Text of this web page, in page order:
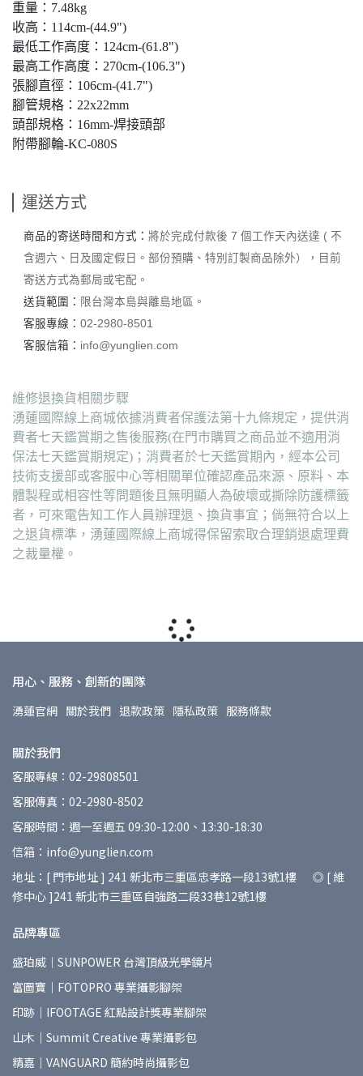
重量：7.48kg
收高：114cm-(44.9")
最低工作高度：124cm-(61.8")
最高工作高度：270cm-(106.3")
張腳直徑：106cm-(41.7")
腳管規格：22x22mm
頭部規格：16mm-焊接頭部
附帶腳輪-KC-080S
運送方式
商品的寄送時間和方式： 將於完成付款後 7 個工作天內送達 ( 不
含週六、日及國定假日。部份預購、特別訂製商品除外），目前
寄送方式為郵局或宅配。
送貨範圍： 限台灣本島與離島地區。
客服專線： 02-2980-8501
客服信箱： info@yunglien.com
維修退換貨相關步驟
湧蓮國際線上商城依據消費者保護法第十九條規定，提供消
費者七天鑑賞期之售後服務(在門市購買之商品並不適用消
保法七天鑑賞期規定)；消費者於七天鑑賞期內，經本公司
技術支援部或客服中心等相關單位確認產品來源、原料、本
體製程或相容性等問題後且無明顯人為破壞或撕除防護標籤
者，可來電告知工作人員辦理退、換貨事宜；倘無符合以上
之退貨標準，湧蓮國際線上商城得保留索取合理銷退處理費
之裁量權。
用心、服務、創新的團隊
湧蓮官網 關於我們 退款政策 隱私政策 服務條款
關於我們
客服專線：02-29808501
客服傳真：02-2980-8502
客服時間：週一至週五 09:30-12:00、13:30-18:30
信箱：info@yunglien.com
地址：[ 門市地址 ] 241 新北市三重區忠孝路一段13號1樓 ◎ [ 維
修中心 ]241 新北市三重區自強路二段33巷12號1樓
品牌專區
盛珀威｜SUNPOWER 台灣頂級光學鏡片
富圖寶｜FOTOPRO 專業攝影腳架
印跡｜IFOOTAGE 紅點設計獎專業腳架
山木｜Summit Creative 專業攝影包
精嘉｜VANGUARD 簡約時尚攝影包